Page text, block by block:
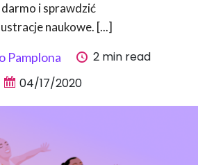
i sprawdzić
naukowe. [...]
Pamplona
2 min read
04/17/2020